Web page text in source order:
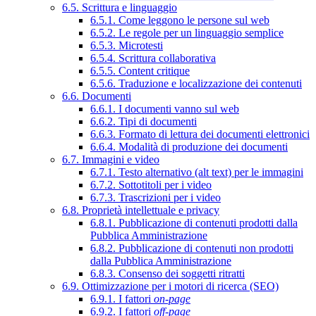
6.5. Scrittura e linguaggio
6.5.1. Come leggono le persone sul web
6.5.2. Le regole per un linguaggio semplice
6.5.3. Microtesti
6.5.4. Scrittura collaborativa
6.5.5. Content critique
6.5.6. Traduzione e localizzazione dei contenuti
6.6. Documenti
6.6.1. I documenti vanno sul web
6.6.2. Tipi di documenti
6.6.3. Formato di lettura dei documenti elettronici
6.6.4. Modalità di produzione dei documenti
6.7. Immagini e video
6.7.1. Testo alternativo (alt text) per le immagini
6.7.2. Sottotitoli per i video
6.7.3. Trascrizioni per i video
6.8. Proprietà intellettuale e privacy
6.8.1. Pubblicazione di contenuti prodotti dalla
Pubblica Amministrazione
6.8.2. Pubblicazione di contenuti non prodotti
dalla Pubblica Amministrazione
6.8.3. Consenso dei soggetti ritratti
6.9. Ottimizzazione per i motori di ricerca (SEO)
6.9.1. I fattori on-page
6.9.2. I fattori off-page